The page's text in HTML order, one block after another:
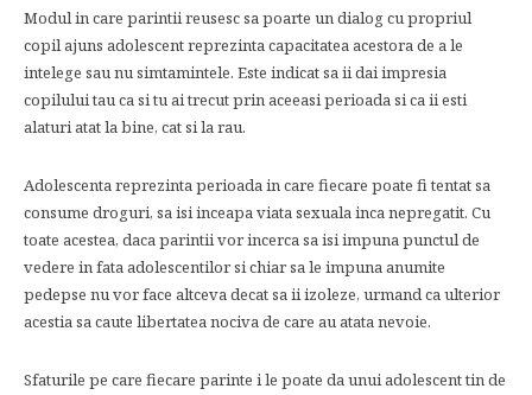
Modul in care parintii reusesc sa poarte un dialog cu propriul
copil ajuns adolescent reprezinta capacitatea acestora de a le
intelege sau nu simtamintele. Este indicat sa ii dai impresia
copilului tau ca si tu ai trecut prin aceeasi perioada si ca ii esti
alaturi atat la bine, cat si la rau.
Adolescenta reprezinta perioada in care fiecare poate fi tentat sa
consume droguri, sa isi inceapa viata sexuala inca nepregatit. Cu
toate acestea, daca parintii vor incerca sa isi impuna punctul de
vedere in fata adolescentilor si chiar sa le impuna anumite
pedepse nu vor face altceva decat sa ii izoleze, urmand ca ulterior
acestia sa caute libertatea nociva de care au atata nevoie.
Sfaturile pe care fiecare parinte i le poate da unui adolescent tin de